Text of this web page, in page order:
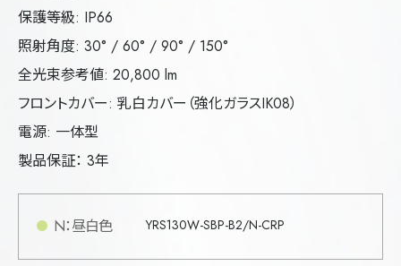
保護等級: IP66
照射角度: 30° / 60° / 90° / 150°
全光束参考値: 20,800 lm
フロントカバー: 乳白カバー（強化ガラスIK08）
電源: 一体型
製品保証： 3年
N：昼白色 YRS130W-SBP-B2/N-CRP